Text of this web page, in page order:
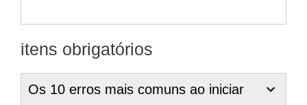
itens obrigatórios
Os 10 erros mais comuns ao iniciar